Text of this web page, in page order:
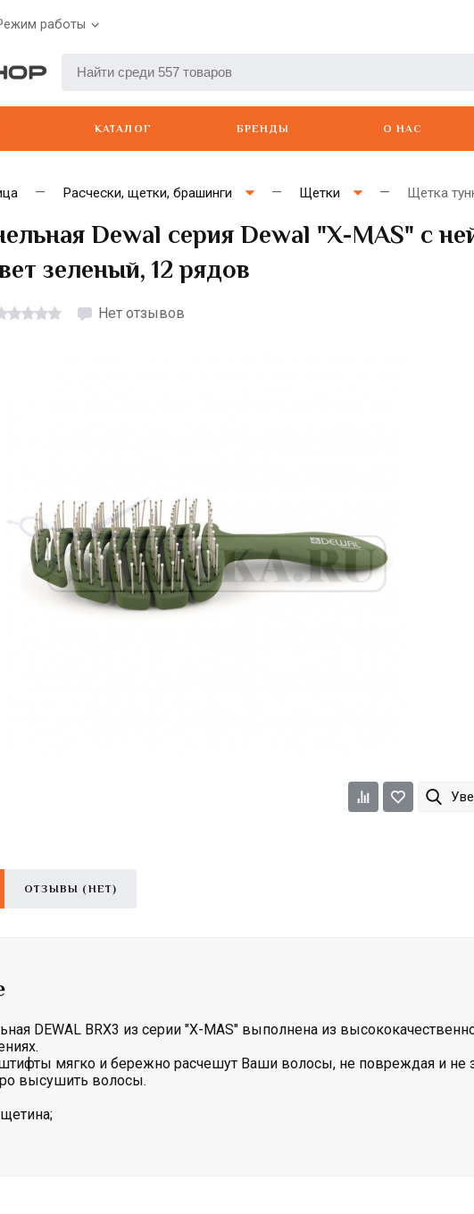
работы
КАТАЛОГ БРЕНДЫ О НАС
Расчески, щетки, брашинги Щетки Щетка
Dewal серия Dewal "X-MAS" с
зеленый, 12 рядов
Нет отзывов
ОТЗЫВЫ (НЕТ)
DEWAL BRX3 из серии "X-MAS" выполнена из
мягко и бережно расчешут Ваши волосы, не повреждая и не
высушить волосы.